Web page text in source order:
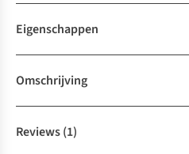
Eigenschappen
Omschrijving
Reviews(1)